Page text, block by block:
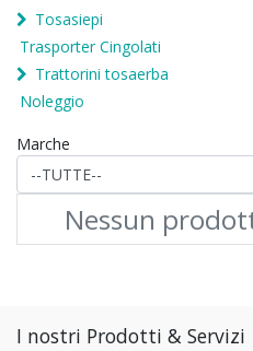
Tosasiepi
Trasporter Cingolati
Trattorini tosaerba
Noleggio
Marche
Nessun
I nostri Prodotti & Servizi